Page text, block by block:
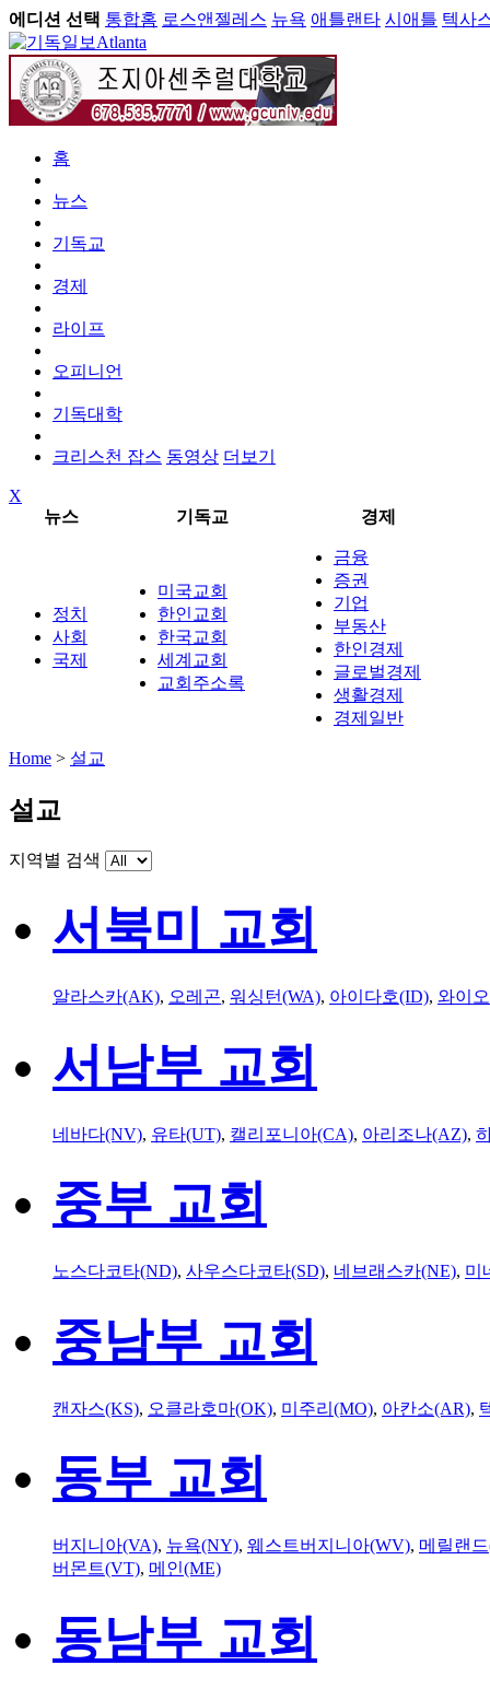
에디션 선택 통합홈 로스앤젤레스 뉴욕 애틀랜타 시애틀 텍사
Atlanta
홈
뉴스
기독교
경제
라이프
오피니언
기독대학
크리스천 잡스 동영상 더보기
X
뉴스
기독교 경제
정치
사회
국제
미국교회
한인교회
한국교회
세계교회
교회주소록
금융
증권
기업
부동산
한인경제
글로벌경제
생활경제
경제일반
Home > 설교
설교
지역별 검색
서북미 교회
알라스카(AK), 오레곤, 워싱턴(WA), 아이다호(ID), 와이
서남부 교회
네바다(NV), 유타(UT), 캘리포니아(CA), 아리조나(AZ),
중부 교회
노스다코타(ND), 사우스다코타(SD), 네브래스카(NE), 미
중남부 교회
캔자스(KS), 오클라호마(OK), 미주리(MO), 아칸소(AR),
동부 교회
버지니아(VA), 뉴욕(NY), 웨스트버지니아(WV), 메릴랜
버몬트(VT), 메인(ME)
동남부 교회